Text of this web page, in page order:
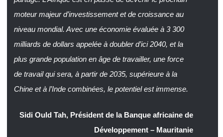
moteur majeur d’investissement et de croissance au
niveau mondial. Avec une économie évaluée à 3 300
milliards de dollars appelée à doubler d’ici 2040, et la
plus grande population en âge de travailler, une force
de travail qui sera, à partir de 2035, supérieure à la
Chine et à l’Inde combinées, le potentiel est immense.
Sidi Ould Tah, Président de la Banque africaine de
Développement – Mauritanie